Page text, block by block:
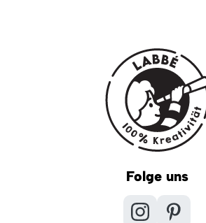
Folge uns